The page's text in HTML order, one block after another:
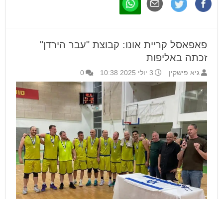
פאפאסל קריית אונו: קבוצת "עבר הירדן"
זכתה באליפות
גיא פישקין 3 יולי 2025 10:38 0